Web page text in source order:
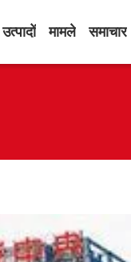
उत्पादों मामले समाचार